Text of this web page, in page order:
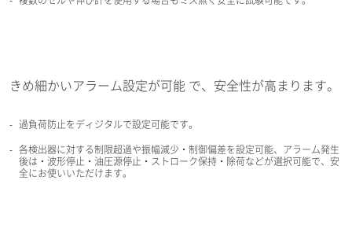
きめ細かいアラーム設定が可能 で、安全性が高まります。
過負荷防止をディジタルで設定可能です。
各検出器に対する制限超過や振幅減少・制御偏差を設定可能、アラーム発生
後は・波形停止・油圧源停止・ストローク保持・除荷などが選択可能で、安
全にお使いいただけます。